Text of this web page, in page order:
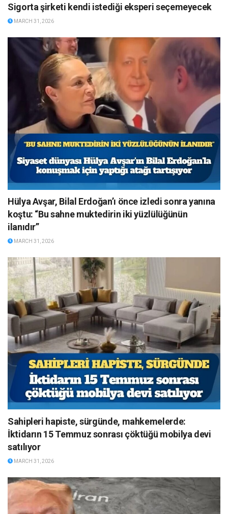
Sigorta şirketi kendi istediği eksperi seçemeyecek
MARCH 31, 2026
Hülya Avşar, Bilal Erdoğan’ı önce izledi sonra yanına
koştu: “Bu sahne muktedirin iki yüzlülüğünün
ilanıdır”
MARCH 31, 2026
Sahipleri hapiste, sürgünde, mahkemelerde:
İktidarın 15 Temmuz sonrası çöktüğü mobilya devi
satılıyor
MARCH 31, 2026